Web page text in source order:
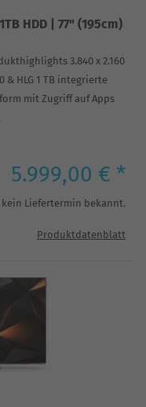
HDD | 77" (195cm)
3.840 x 2.160
& HLG 1 TB integrierte
mit Zugriff auf Apps
5.999,00 € *
kein Liefertermin bekannt.
Produktdatenblatt